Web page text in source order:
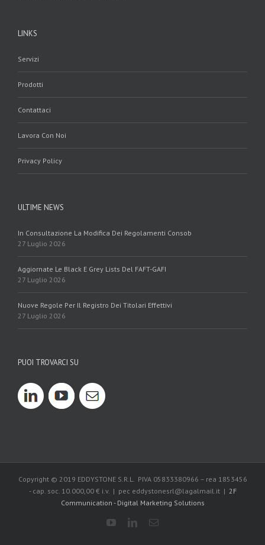
LINKS
Servizi
Prodotti
Contattaci
Lavora Con Noi
Privacy Policy
ULTIME NEWS
In Consultazione La Modifica Dei Regolamenti Consob
27 Luglio 2026
Aggiornate Le Black E Grey Lists Del FAFT-GAFI
27 Luglio 2026
Nuove Regole Per Il Registro Dei Titolari Effettivi
27 Luglio 2026
PUOI TROVARCI SU
Copyright © 2019 EDDYSTONE S.R.L. PIVA 05833380966 – rea 1853456
- cap. soc. 10.000,00 € i.v. | pec eddystonesrl@lagalmail.it | 2F
Communication - Digital Marketing Solutions